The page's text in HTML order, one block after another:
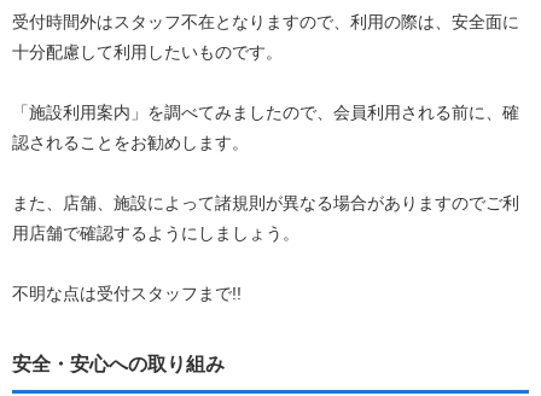
受付時間外はスタッフ不在となりますので、利用の際は、安全面に
十分配慮して利用したいものです。
「施設利用案内」を調べてみましたので、会員利用される前に、確
認されることをお勧めします。
また、店舗、施設によって諸規則が異なる場合がありますのでご利
用店舗で確認するようにしましょう。
不明な点は受付スタッフまで!!
安全・安心への取り組み